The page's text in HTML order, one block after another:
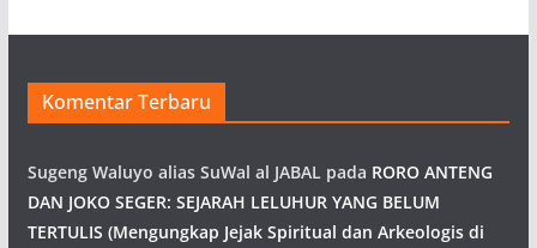
Komentar Terbaru
Sugeng Waluyo alias SuWal al JABAL pada RORO ANTENG
DAN JOKO SEGER: SEJARAH LELUHUR YANG BELUM
TERTULIS (Mengungkap Jejak Spiritual dan Arkeologis di